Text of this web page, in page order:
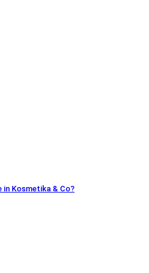
Kosmetika & Co?